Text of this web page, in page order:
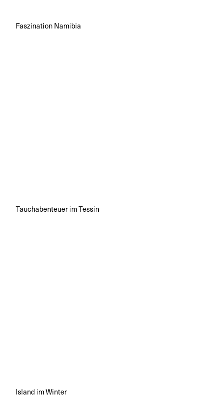
Faszination Namibia
Tauchabenteuer im Tessin
Island im Winter